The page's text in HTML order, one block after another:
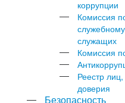
коррупции
Комиссия
служащих
Комиссия
Реестр
доверия
Безопасность